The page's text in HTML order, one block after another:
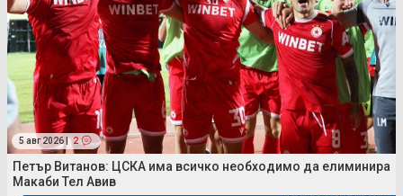
5 авг 2026 | 2
Петър Витанов: ЦСКА има всичко необходимо да елиминира
Макаби Тел Авив